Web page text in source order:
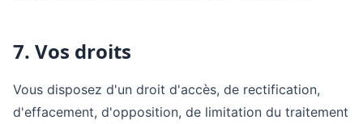
7. Vos droits
Vous disposez d'un droit d'accès, de rectification,
d'effacement, d'opposition, de limitation du traitement